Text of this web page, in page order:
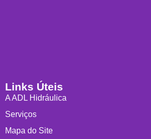
Links Úteis
A ADL Hidráulica
Serviços
Mapa do Site